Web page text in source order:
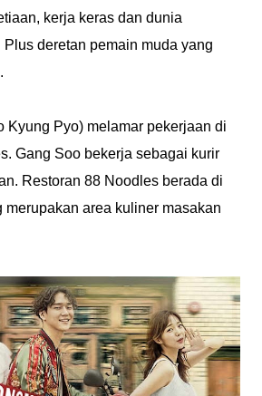
kerja keras dan dunia
Plus deretan pemain muda yang
Kyung Pyo) melamar pekerjaan di
Gang Soo bekerja sebagai kurir
Restoran 88 Noodles berada di
merupakan area kuliner masakan